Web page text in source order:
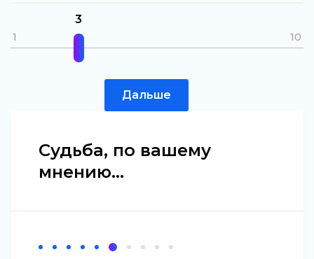
1 10
3
Дальше
Судьба, по вашему
мнению...